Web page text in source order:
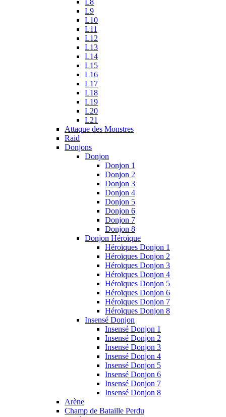
L8
L9
L10
L11
L12
L13
L14
L15
L16
L17
L18
L19
L20
L21
Attaque des Monstres
Raid
Donjons
Donjon
Donjon 1
Donjon 2
Donjon 3
Donjon 4
Donjon 5
Donjon 6
Donjon 7
Donjon 8
Donjon Héroïque
Héroïques Donjon 1
Héroïques Donjon 2
Héroïques Donjon 3
Héroïques Donjon 4
Héroïques Donjon 5
Héroïques Donjon 6
Héroïques Donjon 7
Héroïques Donjon 8
Insensé Donjon
Insensé Donjon 1
Insensé Donjon 2
Insensé Donjon 3
Insensé Donjon 4
Insensé Donjon 5
Insensé Donjon 6
Insensé Donjon 7
Insensé Donjon 8
Arène
Champ de Bataille Perdu